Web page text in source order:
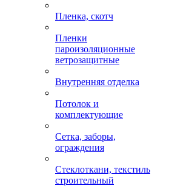
Пленка, скотч
Пленки
пароизоляционные
ветрозащитные
Внутренняя отделка
Потолок и
комплектующие
Сетка, заборы,
ограждения
Стеклоткани, текстиль
строительный